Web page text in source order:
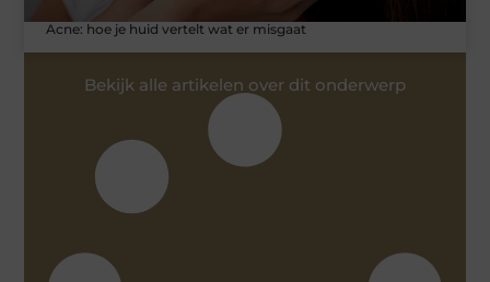
Acne: hoe je huid vertelt wat er misgaat
Bekijk alle artikelen over dit onderwerp